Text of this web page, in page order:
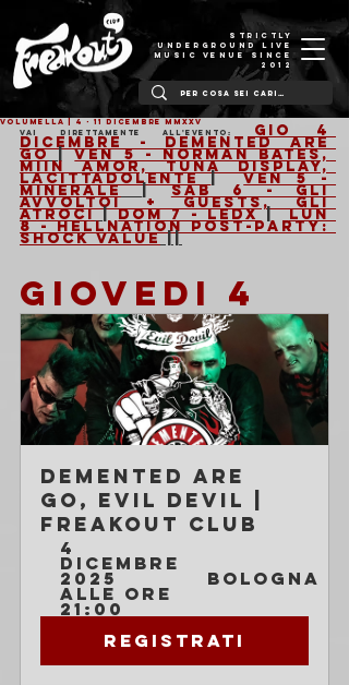
STRICTLY
UNDERGROUND LIVE
MUSIC VENUE SINCE
2012
VOLUMELLA | 4 - 11 Dicembre MMXXV
Vai direttamente all'evento:
Gio 4
Dicembre - Demented Are
Go | Ven 5 - Norman Bates,
Miin Amor, Tuna Display,
Lacittadolente | Ven 5 -
Minerale | Sab 6 - Gli
Avvoltoi + guests, Gli
Atroci | Dom 7 - LEDX | Lun
8 - Hellnation post-party:
Shock Value ||
GIOVEDI 4
Demented Are
Go, Evil Devil |
Freakout Club
4
dicembre
2025
alle ore
21:00
Bologna
Registrati